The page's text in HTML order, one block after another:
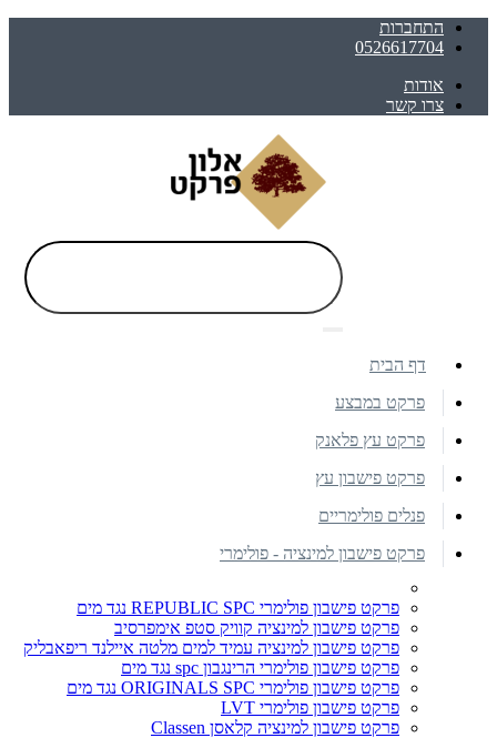
התחברות
0526617704
אודות
צרו קשר
דף הבית
פרקט במבצע
פרקט עץ פלאנק
פרקט פישבון עץ
פנלים פולימריים
פרקט פישבון למינציה - פולימרי
פרקט פישבון פולימרי REPUBLIC SPC נגד מים
פרקט פישבון למינציה קוויק סטפ אימפרסיב
פרקט פישבון למינציה עמיד למים מלטה איילנד ריפאבליק
פרקט פישבון פולימרי הרינגבון spc נגד מים
פרקט פישבון פולימרי ORIGINALS SPC נגד מים
פרקט פישבון פולימרי LVT
פרקט פישבון למינציה קלאסן Classen